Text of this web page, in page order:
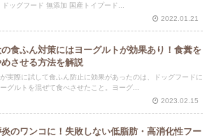
ドッグフード 無添加 国産トイプード...
2022.01.21
の食ふん対策にはヨーグルトが効果あり！食糞を
めさせる方法を解説
実際に試して食ふん防止に効果があったのは、ドッグフードに
ーグルトを混ぜて食べさせたこと。ヨーグ...
2023.02.15
炎のワンコに！失敗しない低脂肪・高消化性フー